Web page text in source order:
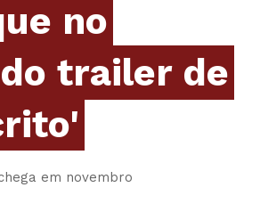
no
trailer de
em novembro